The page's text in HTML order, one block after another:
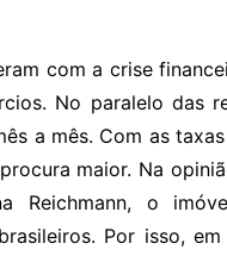
com a crise
No paralelo das
a mês. Com as
maior. Na
Reichmann, o
Por isso,